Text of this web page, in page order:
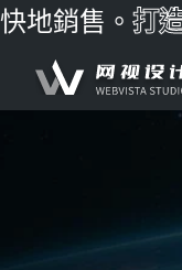
跳至內容
銷售。打造